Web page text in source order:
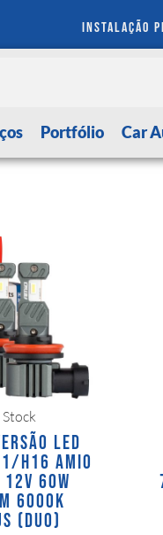
instalação
Portfólio Car
Stock
LED
H16 AMIO
12V 60W
6000K
(DUO)